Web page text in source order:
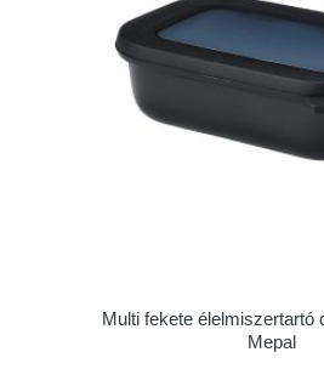
Multi fekete élelmiszertartó
Mepal